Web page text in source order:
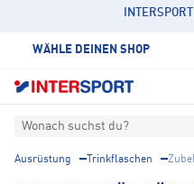
WÄHLE DEINEN SHOP
Wonach suchst du?
Ausrüstung Trinkflaschen